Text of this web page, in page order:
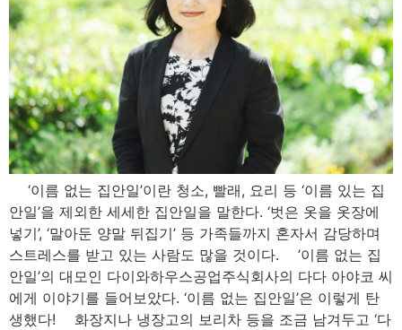
‘이름 없는 집안일’이란 청소, 빨래, 요리 등 ‘이름 있는 집
안일’을 제외한 세세한 집안일을 말한다. ‘벗은 옷을 옷장에
넣기’, ‘말아둔 양말 뒤집기’ 등 가족들까지 혼자서 감당하며
스트레스를 받고 있는 사람도 많을 것이다. ’이름 없는 집
안일’의 대모인 다이와하우스공업주식회사의 다다 아야코 씨
에게 이야기를 들어보았다. ‘이름 없는 집안일’은 이렇게 탄
생했다! 화장지나 냉장고의 보리차 등을 조금 남겨두고 ‘다